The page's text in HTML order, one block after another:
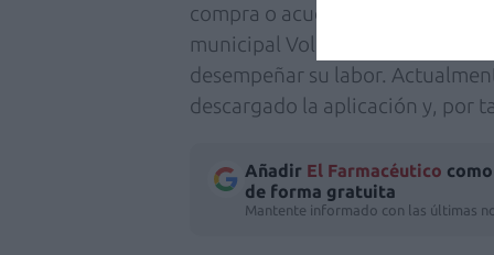
compra o acudir a consulta
municipal Voluntarios por
desempeñar su labor.
descargado la aplicación y, por
Añadir El Farmacéutico
de forma gratuita
Mantente informado con las últimas